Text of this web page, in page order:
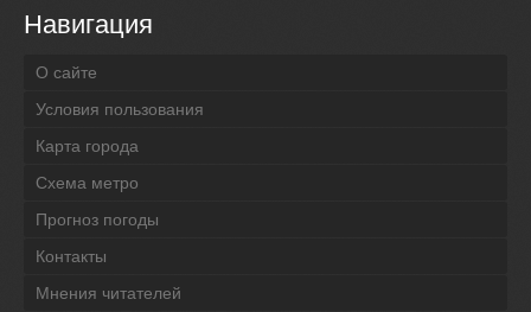
Навигация
О сайте
Условия пользования
Карта города
Схема метро
Прогноз погоды
Контакты
Мнения читателей